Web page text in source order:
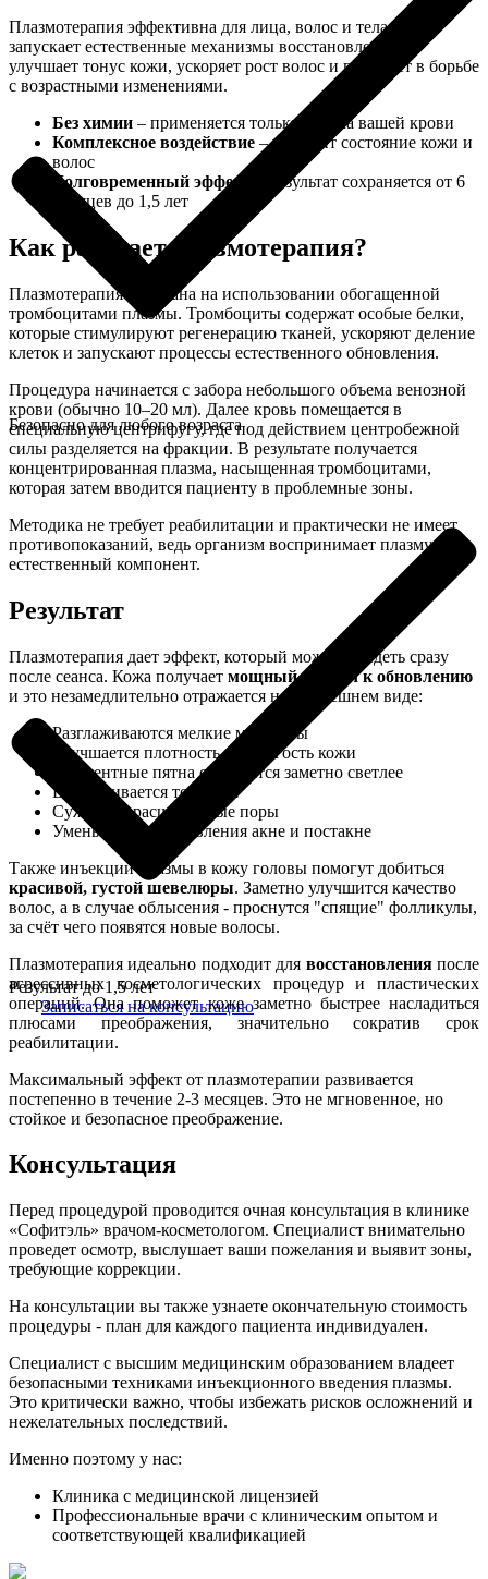
Безопасно для любого возраста
Результат до 1,5 лет
Записаться на консультацию
Плазмотерапия эффективна для лица, волос и тела: она
запускает естественные механизмы восстановления и
улучшает тонус кожи, ускоряет рост волос и помогает в борьбе
с возрастными изменениями.
Без химии – применяется только плазма вашей крови
Комплексное воздействие – улучшит состояние кожи и
волос
Долговременный эффект
– результат сохраняется от 6
месяцев до 1,5 лет
Как работает плазмотерапия?
Плазмотерапия основана на использовании обогащенной
тромбоцитами плазмы. Тромбоциты содержат особые белки,
которые стимулируют регенерацию тканей, ускоряют деление
клеток и запускают процессы естественного обновления.
Процедура начинается с забора небольшого объема венозной
крови (обычно 10–20 мл). Далее кровь помещается в
специальную центрифугу, где под действием центробежной
силы разделяется на фракции. В результате получается
концентрированная плазма, насыщенная тромбоцитами,
которая затем вводится пациенту в проблемные зоны.
Методика не требует реабилитации и практически не имеет
противопоказаний, ведь организм воспринимает плазму как
естественный компонент.
Результат
Плазмотерапия дает эффект, который можно увидеть сразу
после сеанса. Кожа получает мощный стимул к обновлению
и это незамедлительно отражается на ее внешнем виде:
Разглаживаются мелкие морщины
Улучшается плотность и упругость кожи
Пигментные пятна становятся заметно светлее
Выравнивается тон лица
Сужаются расширенные поры
Уменьшаются проявления акне и постакне
Также инъекции плазмы в кожу головы помогут добиться
красивой, густой шевелюры. Заметно улучшится качество
волос, а в случае облысения - проснутся "спящие" фолликулы,
за счёт чего появятся новые волосы.
Плазмотерапия идеально подходит для восстановленияпосле
агрессивных косметологических процедур и пластических
операций. Она поможет коже заметно быстрее насладиться
плюсами преображения, значительно сократив срок
реабилитации.
Максимальный эффект от плазмотерапии развивается
постепенно в течение 2-3 месяцев. Это не мгновенное, но
стойкое и безопасное преображение.
Консультация
Перед процедурой проводится очная консультация в клинике
«Софитэль» врачом-косметологом. Специалист внимательно
проведет осмотр, выслушает ваши пожелания и выявит зоны,
требующие коррекции.
На консультации вы также узнаете окончательную стоимость
процедуры - план для каждого пациента индивидуален.
Специалист с высшим медицинским образованием владеет
безопасными техниками инъекционного введения плазмы.
Это критически важно, чтобы избежать рисков осложнений и
нежелательных последствий.
Именно поэтому у нас:
Клиника с медицинской лицензией
Профессиональные врачи с клиническим опытом и
соответствующей квалификацией